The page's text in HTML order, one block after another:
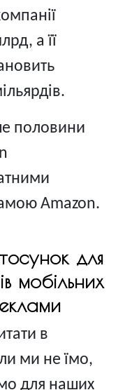
а її
половини
Amazon.
для
мобільних
в
ми не їмо,
для наших